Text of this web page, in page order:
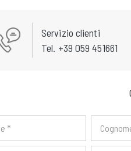
Servizio clienti
Tel. +39 059 451661